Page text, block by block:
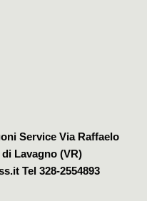
Service Via Raffaelo
Lavagno (VR)
Tel 328-2554893